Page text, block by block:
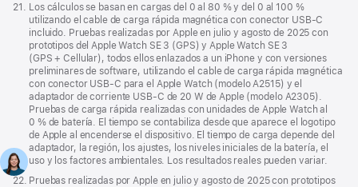
Nota
página
21. Los cálculos se basan en cargas del 0 al 80 % y del 0 al 100 %
utilizando el cable de carga rápida magnética con conector USB‑C
incluido. Pruebas realizadas por Apple en julio y agosto de 2025 con
prototipos del Apple Watch SE 3 (GPS) y Apple Watch SE 3
(GPS + Cellular), todos ellos enlazados a un iPhone y con versiones
preliminares de software, utilizando el cable de carga rápida magnética
con conector USB‑C para el Apple Watch (modelo A2515) y el
adaptador de corriente USB‑C de 20 W de Apple (modelo A2305).
Pruebas de carga rápida realizadas con unidades de Apple Watch al
0 % de batería. El tiempo se contabiliza desde que aparece el logotipo
de Apple al encenderse el dispositivo. El tiempo de carga depende del
adaptador, la región, los ajustes, los niveles iniciales de la batería, el
uso y los factores ambientales. Los resultados reales pueden variar.
Nota
22. Pruebas realizadas por Apple en julio y agosto de 2025 con prototipos